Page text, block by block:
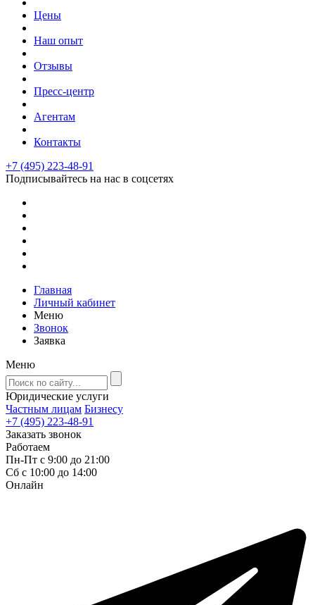
Цены
Наш опыт
Отзывы
Пресс-центр
Агентам
Контакты
+7 (495) 223-48-91
Подписывайтесь на нас в соцсетях
Главная
Личный кабинет
Меню
Звонок
Заявка
Меню
Юридические услуги
Частным лицам Бизнесу
+7 (495) 223-48-91
Заказать звонок
Работаем
Пн-Пт с 9:00 до 21:00
Сб с 10:00 до 14:00
Онлайн